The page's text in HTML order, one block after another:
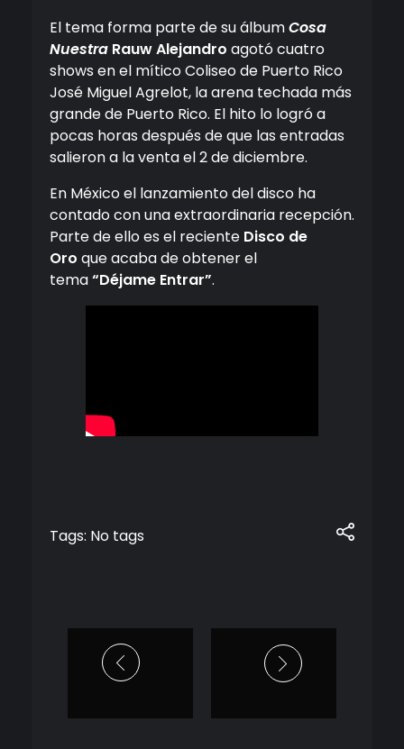
El tema forma parte de su álbumCosa
Nuestra Rauw Alejandro agotó cuatro
shows en el mítico Coliseo de Puerto Rico
José Miguel Agrelot, la arena techada más
grande de Puerto Rico. El hito lo logró a
pocas horas después de que las entradas
salieron a la venta el 2 de diciembre.
En México el lanzamiento del disco ha
contado con una extraordinaria recepción.
Parte de ello es el reciente Disco de
Oro que acaba de obtener el
tema“Déjame Entrar”.
Tags: No tags